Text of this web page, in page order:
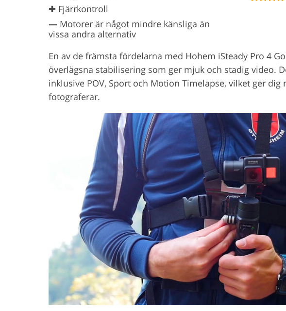
✚ Fjärrkontroll
— Motorer är något mindre känsliga än
vissa andra alternativ
En av de främsta fördelarna med Hohem iSteady Pro 4
överlägsna stabilisering som ger mjuk och stadig video.
inklusive POV, Sport och Motion Timelapse, vilket ger
fotograferar.